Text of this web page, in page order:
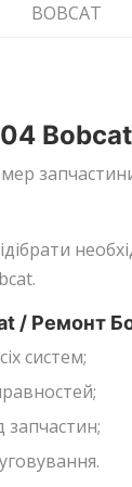
BOBCAT
/ Ремонт
систем;
запчастин;